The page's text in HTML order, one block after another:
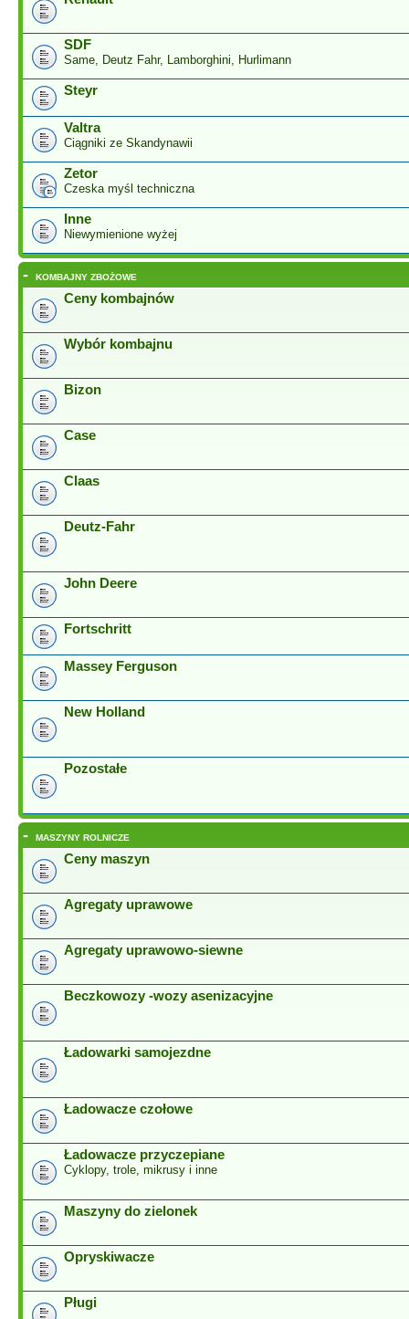
SDF
Same, Deutz Fahr, Lamborghini, Hurlimann
Steyr
Valtra
Ciągniki ze Skandynawii
Zetor
Czeska myśl techniczna
Inne
Niewymienione wyżej
- KOMBAJNY ZBOŻOWE
Ceny kombajnów
Wybór kombajnu
Bizon
Case
Claas
Deutz-Fahr
John Deere
Fortschritt
Massey Ferguson
New Holland
Pozostałe
- MASZYNY ROLNICZE
Ceny maszyn
Agregaty uprawowe
Agregaty uprawowo-siewne
Beczkowozy -wozy asenizacyjne
Ładowarki samojezdne
Ładowacze czołowe
Ładowacze przyczepiane
Cyklopy, trole, mikrusy i inne
Maszyny do zielonek
Opryskiwacze
Pługi